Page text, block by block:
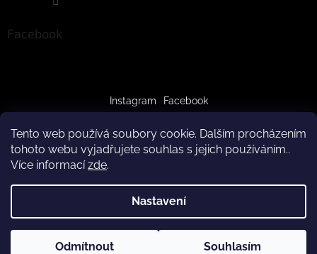
Tento web používá soubory cookie. Dalším procházením
tohoto webu vyjadřujete souhlas s jejich používáním..
Více informacízde.
Nastavení
Odmítnout Souhlasím
Z důvodu čerpání dovolené budeme produkty doručovat až po
Facebook
Instagram Facebook
crazypaws.cz
Upravit nastavení cookies